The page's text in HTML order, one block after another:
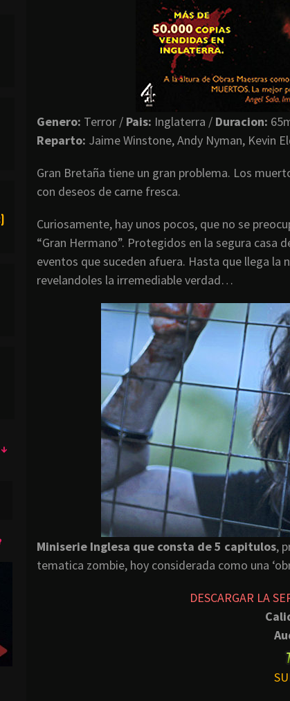
Genero: Terror / Pais: Inglaterra / Duracion:
Reparto: Jaime Winstone, Andy Nyman, Kevin
Gran Bretaña tiene un gran problema. Los
con deseos de carne fresca.
Curiosamente, hay unos pocos, que no se
“Gran Hermano”. Protegidos en la segura casa
eventos que suceden afuera. Hasta que llega la
revelandoles la irremediable verdad…
Miniserie Inglesa que consta de 5 capitulos,
tematica zombie, hoy considerada como una
DESCARGAR LA